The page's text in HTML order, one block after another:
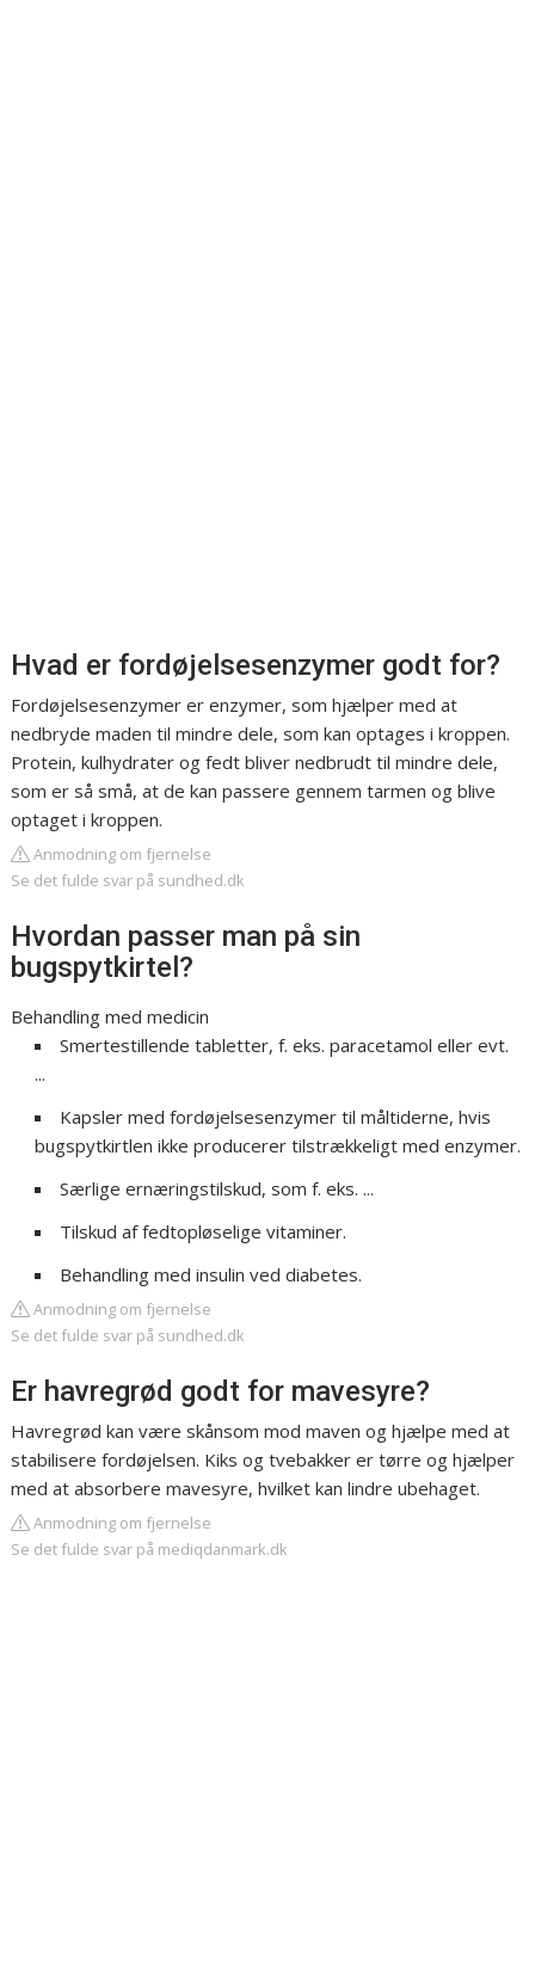
Hvad er fordøjelsesenzymer godt for?
Fordøjelsesenzymer er enzymer, som hjælper med at
nedbryde maden til mindre dele, som kan optages i kroppen.
Protein, kulhydrater og fedt bliver nedbrudt til mindre dele,
som er så små, at de kan passere gennem tarmen og blive
optaget i kroppen.
Anmodning om fjernelse
Se det fulde svar på sundhed.dk
Hvordan passer man på sin
bugspytkirtel?
Behandling med medicin
Smertestillende tabletter, f. eks. paracetamol eller evt.
...
Kapsler med fordøjelsesenzymer til måltiderne, hvis
bugspytkirtlen ikke producerer tilstrækkeligt med enzymer.
Særlige ernæringstilskud, som f. eks. ...
Tilskud af fedtopløselige vitaminer.
Behandling med insulin ved diabetes.
Anmodning om fjernelse
Se det fulde svar på sundhed.dk
Er havregrød godt for mavesyre?
Havregrød kan være skånsom mod maven og hjælpe med at
stabilisere fordøjelsen. Kiks og tvebakker er tørre og hjælper
med at absorbere mavesyre, hvilket kan lindre ubehaget.
Anmodning om fjernelse
Se det fulde svar på mediqdanmark.dk